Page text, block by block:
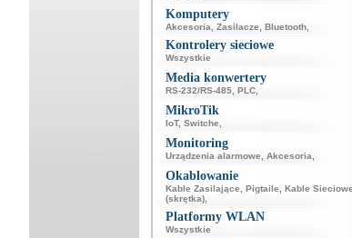
Komputery
Akcesoria Zasilacze Bluetooth,
Kontrolery sieciowe
Wszystkie
Media konwertery
RS-232/RS-485, PLC,
MikroTik
IoT, Switche
Monitoring
Urządzenia alarmowe Akcesoria
Okablowanie
Kable Zasilające Pigtaile
Kable Sieciowe
(skrętka),
Platformy WLAN
Wszystkie